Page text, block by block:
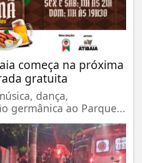
começa na próxima
gratuita
dança,
germânica ao Parque...